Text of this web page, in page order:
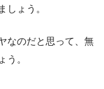
しょう。
なのだと思って、無
う。